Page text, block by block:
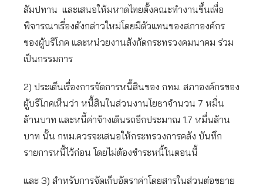
สัมปทาน และเสนอให้มหาดไทยตั้งคณะทำงานขึ้นเพื่อ
พิจารณาเรื่องดังกล่าวใหม่โดยมีตัวแทนของสภาองค์กร
ของผู้บริโภค และหน่วยงานสังกัดกระทรวงคมนาคม ร่วม
เป็นกรรมการ
2) ประเด็นเรื่องการจัดการหนี้สินของ กทม. สภาองค์กรของ
ผู้บริโภคเห็นว่า หนี้สินในส่วนงานโยธาจำนวน 7 หมื่น
ล้านบาท และหนี้ค่าจ้างเดินรถอีกประมาณ 1.7 หมื่นล้าน
บาท นั้น กทม.ควรจะเสนอให้กระทรวงการคลัง บันทึก
รายการหนี้ไว้ก่อน โดยไม่ต้องชำระหนี้ในตอนนี้
และ 3) สำหรับการจัดเก็บอัตราค่าโดยสารในส่วนต่อขยาย